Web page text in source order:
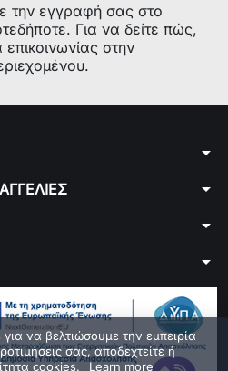
την εγγραφή σας στο
Για να δείτε πώς,
στην
arrow_drop_down
arrow_drop_down
arrow_drop_down
arrow_drop_down
να βελτιώσουμε την εμπειρία
σας, αποδεχτείτε ή
cookies. Learn more